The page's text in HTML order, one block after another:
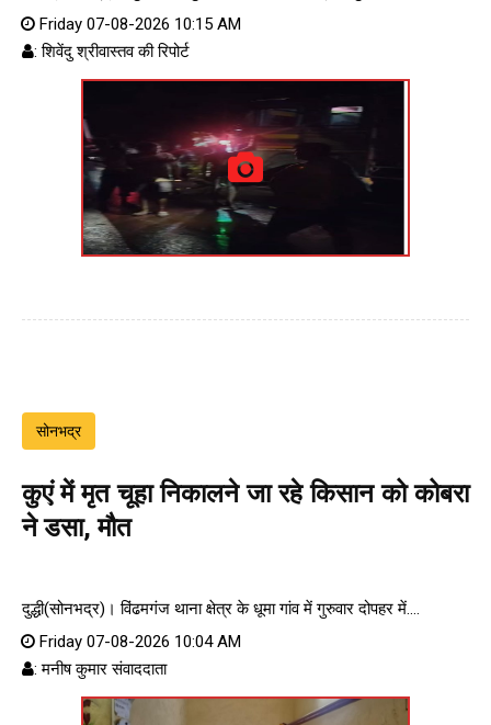
Friday 07-08-2026 10:15 AM
: शिवेंदु श्रीवास्तव की रिपोर्ट
सोनभद्र
कुएं में मृत चूहा निकालने जा रहे किसान को कोबरा
ने डसा, मौत
दुद्धी(सोनभद्र)। विंढमगंज थाना क्षेत्र के धूमा गांव में गुरुवार दोपहर में....
Friday 07-08-2026 10:04 AM
: मनीष कुमार संवाददाता